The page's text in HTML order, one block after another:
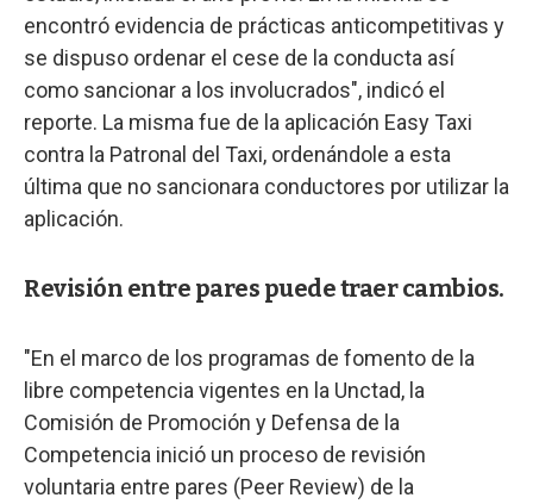
encontró evidencia de prácticas anticompetitivas y
se dispuso ordenar el cese de la conducta así
como sancionar a los involucrados", indicó el
reporte. La misma fue de la aplicación Easy Taxi
contra la Patronal del Taxi, ordenándole a esta
última que no sancionara conductores por utilizar la
aplicación.
Revisión entre pares puede traer cambios.
"En el marco de los programas de fomento de la
libre competencia vigentes en la Unctad, la
Comisión de Promoción y Defensa de la
Competencia inició un proceso de revisión
voluntaria entre pares (Peer Review) de la